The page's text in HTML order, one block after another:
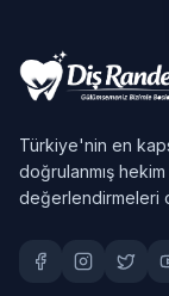
Türkiye'nin en
doğrulanmış
değerlendirmeleri